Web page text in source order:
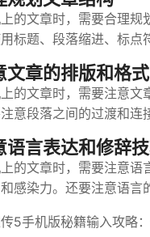
的文章时，需要合理
标题、段落缩进、标点
文章的排版和格式
的文章时，需要注意
意段落之间的过渡和连
语言表达和修辞
的文章时，需要注意
感染力。还要注意语言